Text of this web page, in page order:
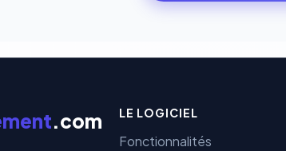
.com LE LOGICIEL
Fonctionnalités